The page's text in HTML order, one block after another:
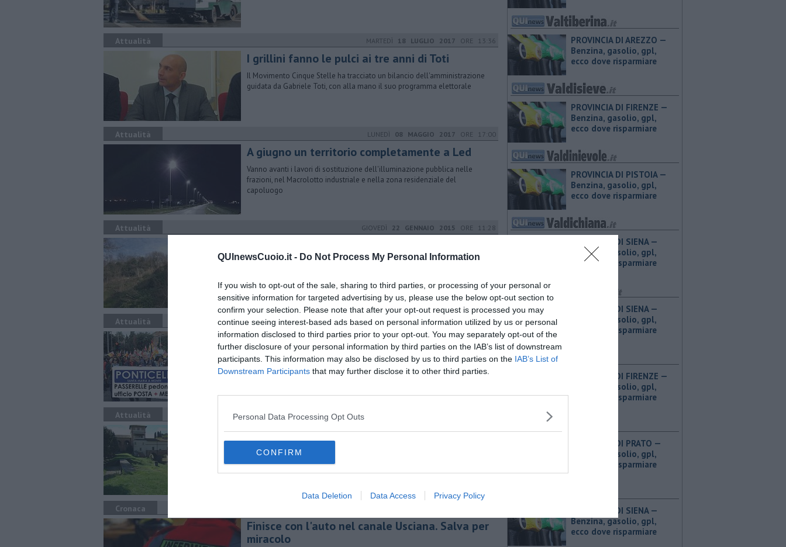
QUInewsCuoio.it - Do Not Process My Personal Information
If you wish to opt-out of the sale, sharing to third parties, or processing of your personal or
sensitive information for targeted advertising by us, please use the below opt-out section to
confirm your selection. Please note that after your opt-out request is processed you may
continue seeing interest-based ads based on personal information utilized by us or personal
information disclosed to third parties prior to your opt-out. You may separately opt-out of the
further disclosure of your personal information by third parties on the IAB’s list of downstream
participants. This information may also be disclosed by us to third parties on the IAB’s List of
Downstream Participants that may further disclose it to other third parties.
Personal Data Processing Opt Outs
CONFIRM
Data Deletion Data Access Privacy Policy
Attualità MARTEDÌ 18 LUGLIO 2017 ORE 13:36
I grillini fanno le pulci ai tre anni di Toti
Il Movimento Cinque Stelle ha tracciato un bilancio dell'amministrazione
guidata da Gabriele Toti, con alla mano il suo programma elettorale
Attualità LUNEDÌ 08 MAGGIO 2017 ORE 17:00
A giugno un territorio completamente a Led
Vanno avanti i lavori di sostituzione dell'illuminazione pubblica nelle
frazioni, nel Macrolotto industriale e nella zona residenziale del
capoluogo
Attualità GIOVEDÌ 22 GENNAIO 2015 ORE 11:28
Dalla Regione 48 mila euro per la messa in sicurezza della zona e la
Attualità VENERDÌ07 OTTOBRE 2016ORE 14:41
Ponticelli in piazza
Sabato mattina manifestazione di protesta degli abitanti della popolosa
frazione di Santa Maria a Monte. Si chiedono tante cose
Attualità
Ponte Mediceo di Cappiano, parte la
sistemazione
Per 7 giorni stop al traffico veicolare, accesso consentito solo ai pedoni.
La pavimentazione in pietra necessita di manutenzione. E anche
Cronaca
Finisce con l'auto nel canale Usciana. Salva per
miracolo
PROVINCIA DI AREZZO — ​
Benzina, gasolio, gpl,
ecco dove risparmiare
PROVINCIA DI FIRENZE — ​
Benzina, gasolio, gpl,
ecco dove risparmiare
PROVINCIA DI PISTOIA — ​
Benzina, gasolio, gpl,
ecco dove risparmiare
PROVINCIA DI SIENA — ​
Benzina, gasolio, gpl,
ecco dove risparmiare
PROVINCIA DI SIENA — ​
Benzina, gasolio, gpl,
ecco dove risparmiare
PROVINCIA DI FIRENZE — ​
Benzina, gasolio, gpl,
ecco dove risparmiare
PROVINCIA DI PRATO — ​
Benzina, gasolio, gpl,
ecco dove risparmiare
PROVINCIA DI SIENA — ​
Benzina, gasolio, gpl,
ecco dove risparmiare